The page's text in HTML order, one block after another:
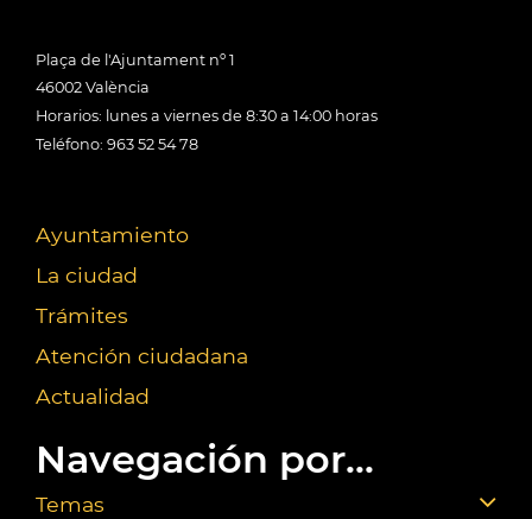
Plaça de l'Ajuntament nº 1
46002 València
Horarios: lunes a viernes de 8:30 a 14:00 horas
Teléfono: 963 52 54 78
Ayuntamiento
La ciudad
Trámites
Atención ciudadana
Actualidad
Navegación por...
Temas